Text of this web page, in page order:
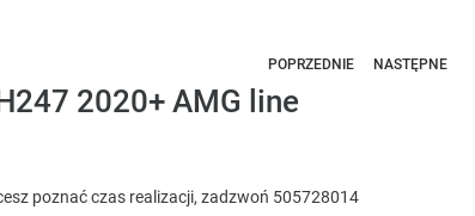
POPRZEDNIE NASTĘPNE
2020+ AMG line
poznać czas realizacji, zadzwoń 505728014